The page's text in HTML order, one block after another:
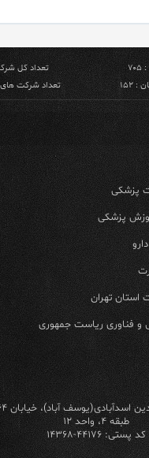
تعداد کل شرکت
۱۵۲
تعداد شرکت های
پزشکی
پزشکی
استان تهران
و فناوری ریاست جمهوری
طبقه ۴، واحد ۱۲
کد پستی: ۴۴۱۷۶-۱۴۳۶۸